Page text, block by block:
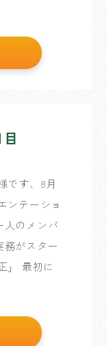
です、8月
ンテーショ
人のメンバ
がスター
」 最初に